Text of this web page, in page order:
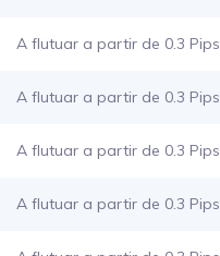
A flutuar a partir de 0.3 Pips
A flutuar a partir de 0.3 Pips
A flutuar a partir de 0.3 Pips
A flutuar a partir de 0.3 Pips